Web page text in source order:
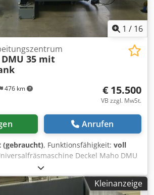
1 / 16
476 km
DMU 35 mit
€ 15.500
VB zzgl. MwSt.
Anrufen
(gebraucht), Funktionsfähigkeit: voll
Deckel Maho DMU
810 D ShopMill mit Zubehörschrank !!
>> Baujahr ca.2000 >> Siemens 810 D
20 - 6300 min-1 >> Vorschub:
Kleinanzeige